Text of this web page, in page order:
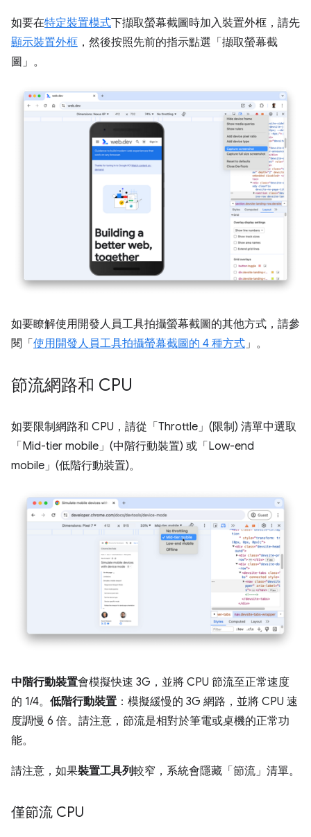
如要在特定裝置模式下擷取螢幕截圖時加入裝置外框，請先
顯示裝置外框 ，然後按照先前的指示點選「擷取螢幕截
圖」 。
如要瞭解使用開發人員工具拍攝螢幕截圖的其他方式，請參
閱「 使用開發人員工具拍攝螢幕截圖的 4 種方式」。
節流網路和 CPU
如要限制網路和 CPU，請從「Throttle」(限制) 清單中選取
「Mid-tier mobile」(中階行動裝置) 或「Low-end
mobile」(低階行動裝置)。
中階行動裝置會模擬快速 3G，並將 CPU 節流至正常速度
的 1/4。 低階行動裝置 ：模擬緩慢的 3G 網路，並將 CPU 速
度調慢 6 倍。請注意，節流是相對於筆電或桌機的正常功
能。
請注意，如果裝置工具列較窄，系統會隱藏「節流」 清單。
僅節流 CPU